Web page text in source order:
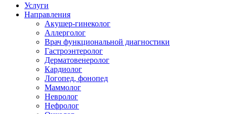
Услуги
Направления
Акушер-гинеколог
Аллерголог
Врач функциональной диагностики
Гастроэнтеролог
Дерматовенеролог
Кардиолог
Логопед, фонопед
Маммолог
Невролог
Нефролог